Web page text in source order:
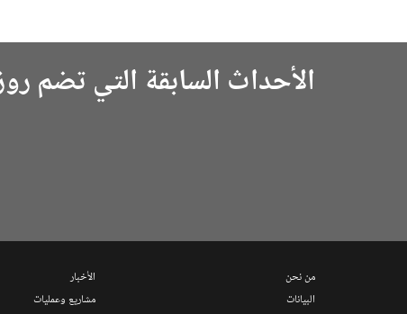
الأحداث السابقة التي تضم
من نحن
البيانات
الأخبار
مشاريع وعمليات